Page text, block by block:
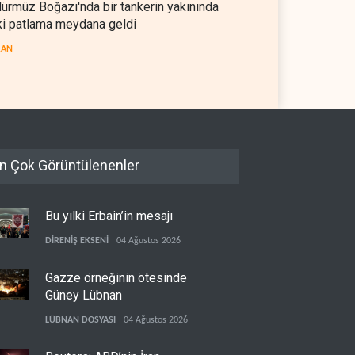
İran, Hürmüz'den
gemiler üzerinde
sağlayacak
05 Ağustos 2026
Colani'den Trump'a Rusya
Boğazı'nda bir tankerin yakınında
patlama meydana geldi
Çok Görüntülenenler
Bu yılki Erbain’in mesajı
DİRENİŞ EKSENİ 04 Ağustos 2026
Gazze örneğinin ötesinde
Güney Lübnan
LÜBNAN DOSYASI 04 Ağustos 2026